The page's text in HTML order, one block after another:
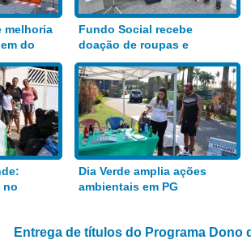
melhoria
do
Fundo Social recebe
doação de roupas e
alimentos
no
Dia Verde amplia ações
ambientais em PG
Entrega de títulos do Programa Dono